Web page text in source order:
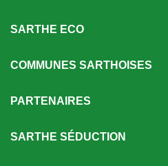
SARTHE ECO
COMMUNES SARTHOISES
PARTENAIRES
SARTHE SÉDUCTION